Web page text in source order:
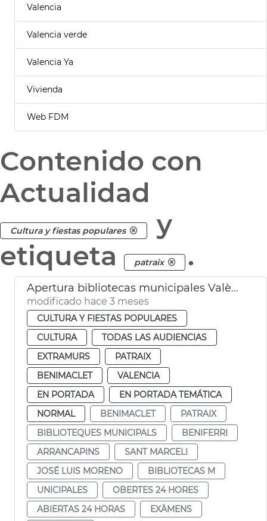
Valencia
Valencia verde
Valencia Ya
Vivienda
Web FDM
Contenido con
Actualidad
Cultura y fiestas populares
y
etiqueta
patraix .
Apertura bibliotecas municipales València 24 horas por exámenes
modificado hace 3 meses
CULTURA Y FIESTAS POPULARES
CULTURA
TODAS LAS AUDIENCIAS
EXTRAMURS
PATRAIX
BENIMACLET
VALENCIA
EN PORTADA
EN PORTADA TEMÁTICA
NORMAL
BENIMACLET
PATRAIX
BIBLIOTEQUES MUNICIPALS
BENIFERRI
ARRANCAPINS
SANT MARCELI
JOSÉ LUIS MORENO
BIBLIOTECAS M
UNICIPALES
OBERTES 24 HORES
ABIERTAS 24 HORAS
EXÀMENS